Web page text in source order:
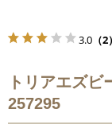
3.0 （2）
トリアエズ
257295